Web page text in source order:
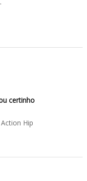
certinho
Hip